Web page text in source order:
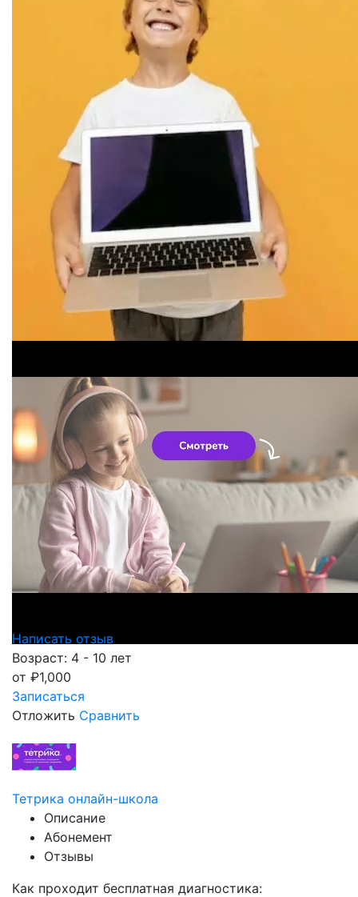
Написать отзыв
Возраст: 4 - 10 лет
от ₽1,000
Записаться
Отложить Сравнить
Тетрика онлайн-школа
Описание
Абонемент
Отзывы
Как проходит бесплатная диагностика: